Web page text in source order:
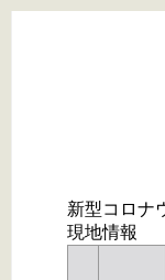
新型コロナ
現地情報